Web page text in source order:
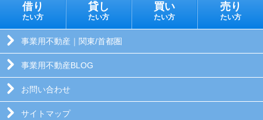
借り
たい方
貸し
たい方
買い
たい方
売り
たい方
事業用不動産｜関東/首都圏
事業用不動産BLOG
お問い合わせ
サイトマップ